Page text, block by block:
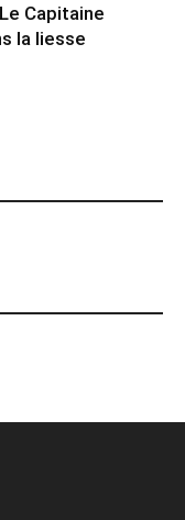
Capitaine
la liesse